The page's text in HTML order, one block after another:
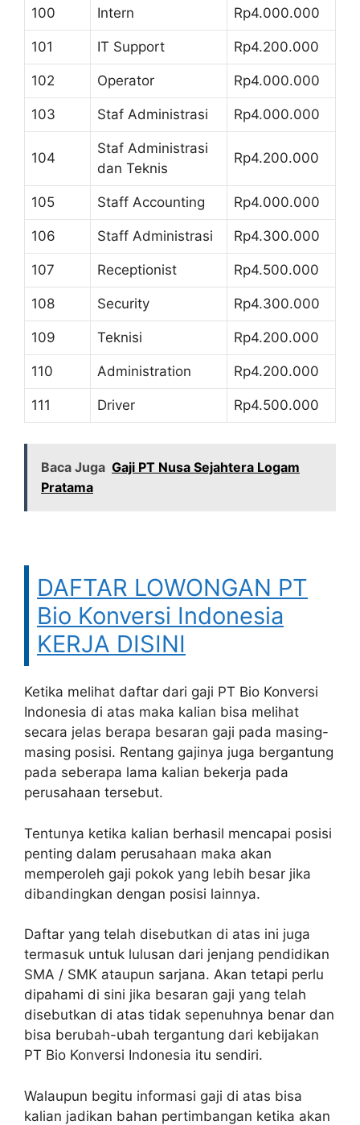
100 Intern Rp4.000.000
101 IT Support Rp4.200.000
102 Operator Rp4.000.000
103 Staf Administrasi Rp4.000.000
104
Staf Administrasi
dan Teknis
Rp4.200.000
105 Staff Accounting Rp4.000.000
106 Staff Administrasi Rp4.300.000
107 Receptionist Rp4.500.000
108 Security Rp4.300.000
109 Teknisi Rp4.200.000
110 Administration Rp4.200.000
111 Driver Rp4.500.000
Baca Juga Gaji PT Nusa Sejahtera Logam
Pratama
DAFTAR LOWONGAN PT
Bio Konversi Indonesia
KERJA DISINI
Ketika melihat daftar dari gaji PT Bio Konversi
Indonesia di atas maka kalian bisa melihat
secara jelas berapa besaran gaji pada masing-
masing posisi. Rentang gajinya juga bergantung
pada seberapa lama kalian bekerja pada
perusahaan tersebut.
Tentunya ketika kalian berhasil mencapai posisi
penting dalam perusahaan maka akan
memperoleh gaji pokok yang lebih besar jika
dibandingkan dengan posisi lainnya.
Daftar yang telah disebutkan di atas ini juga
termasuk untuk lulusan dari jenjang pendidikan
SMA / SMK ataupun sarjana. Akan tetapi perlu
dipahami di sini jika besaran gaji yang telah
disebutkan di atas tidak sepenuhnya benar dan
bisa berubah-ubah tergantung dari kebijakan
PT Bio Konversi Indonesia itu sendiri.
Walaupun begitu informasi gaji di atas bisa
kalian jadikan bahan pertimbangan ketika akan